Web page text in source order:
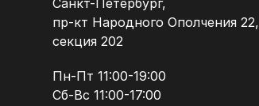
Санкт-Петербург,
пр-кт Народного Ополчения 22,
секция 202
Пн-Пт 11:00-19:00
Сб-Вс 11:00-17:00